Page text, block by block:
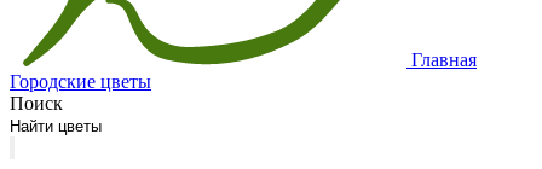
Главная
Городские цветы
Поиск